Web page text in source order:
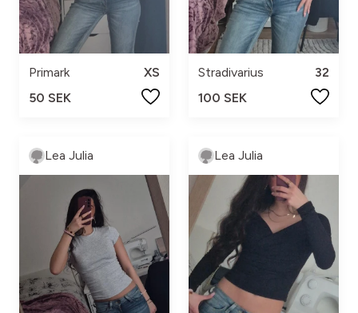
Primark
XS
50 SEK
Stradivarius
32
100 SEK
Lea Julia Lea Julia